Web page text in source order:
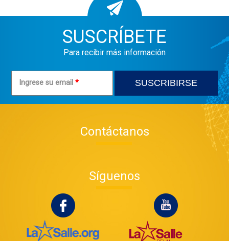
SUSCRÍBETE
Para recibir más información
Ingrese su email*
Contáctanos
Síguenos